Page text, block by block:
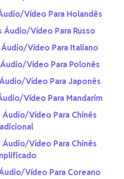
Vídeo Para Holandês
Áudio/Vídeo Para Russo
Vídeo Para Italiano
Vídeo Para Polonês
Vídeo Para Japonês
Vídeo Para Mandarim
Vídeo Para Chinês
Vídeo Para Chinês
Vídeo Para Coreano